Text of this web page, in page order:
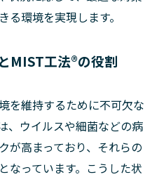
環境を実現します。
MIST工法®の役割
を維持するために不可欠な
、ウイルスや細菌などの病
が高まっており、それらの
なっています。こうした状